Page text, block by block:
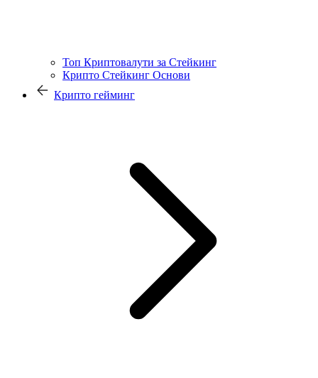
Топ Криптовалути за Стейкинг
Крипто Стейкинг Основи
Крипто гейминг